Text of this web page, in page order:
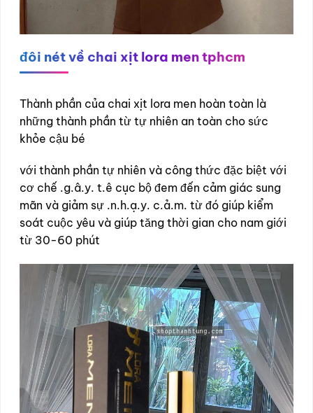
đôi nét về chai xịt lora men tphcm
Thành phần của chai xịt lora men hoàn toàn là
những thành phần từ tự nhiên an toàn cho sức
khỏe cậu bé
với thành phần tự nhiên và công thức đặc biệt với
cơ chế .g.â.y. t.ê cục bộ đem đến cảm giác sung
mãn và giảm sự .n.h.ạ.y. c.ả.m. từ đó giúp kiểm
soát cuộc yêu và giúp tăng thời gian cho nam giới
từ 30-60 phút